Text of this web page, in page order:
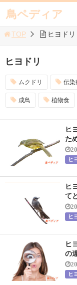
鳥ペディア
TOP ヒヨドリ
ヒヨドリ
ムクドリ 伝染
成鳥 植物食
ヒ
た
ヒ
ヒ
て
ヒ
ヒ
の
ヒ